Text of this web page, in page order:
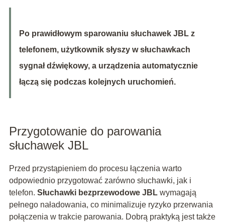
Po prawidłowym sparowaniu słuchawek JBL z
telefonem, użytkownik słyszy w słuchawkach
sygnał dźwiękowy, a urządzenia automatycznie
łączą się podczas kolejnych uruchomień.
Przygotowanie do parowania
słuchawek JBL
Przed przystąpieniem do procesu łączenia warto
odpowiednio przygotować zarówno słuchawki, jak i
telefon. Słuchawki bezprzewodowe JBLwymagają
pełnego naładowania, co minimalizuje ryzyko przerwania
połączenia w trakcie parowania. Dobrą praktyką jest także